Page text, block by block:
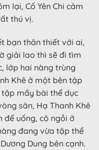
lại, Cố Yên Chi cảm
thú vị.
bạn thân thiết với ai,
giải lao thì sẽ đi tìm
lớp hai nàng trùng
Khê ở một bên tập
tập mấy bài thể dục
sân, Hạ Thanh Khê
để uống, cô ngồi ở
đang vừa tập thể
Dung bên cạnh.